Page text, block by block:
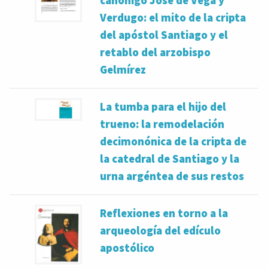
Verdugo: el mito de la cripta
del apóstol Santiago y el
retablo del arzobispo
Gelmírez
La tumba para el hijo del
trueno: la remodelación
decimonónica de la cripta de
la catedral de Santiago y la
urna argéntea de sus restos
Reflexiones en torno a la
arqueología del edículo
apostólico